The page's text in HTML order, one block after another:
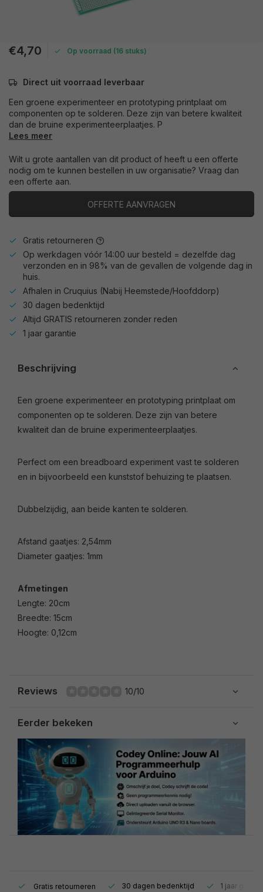
€4,70 Op voorraad (16 stuks)
Direct uit voorraad leverbaar
Een groene experimenteer en prototyping printplaat om
componenten op te solderen. Deze zijn van betere kwaliteit
dan de bruine experimenteerplaatjes. P
Lees meer
Wilt u grote aantallen van dit product of heeft u een offerte
nodig om te kunnen bestellen in uw organisatie? Vraag dan
een offerte aan.
OFFERTE AANVRAGEN
Gratis retourneren
Op werkdagen vóór 14:00 uur besteld = dezelfde dag
verzonden en in 98% van de gevallen de volgende dag in
huis.
Afhalen in Cruquius (Nabij Heemstede/Hoofddorp)
30 dagen bedenktijd
Altijd GRATIS retourneren zonder reden
1 jaar garantie
Beschrijving
Een groene experimenteer en prototyping printplaat om
componenten op te solderen. Deze zijn van betere
kwaliteit dan de bruine experimenteerplaatjes.
Perfect om een breadboard experiment vast te solderen
en in bijvoorbeeld een kunststof behuizing te plaatsen.
Dubbelzijdig, aan beide kanten te solderen.
Afstand gaatjes: 2,54mm
Diameter gaatjes: 1mm
Afmetingen
Lengte: 20cm
Breedte: 15cm
Hoogte: 0,12cm
Reviews 10/10
Eerder bekeken
Gratis retourneren 30 dagen bedenktijd 1 jaar